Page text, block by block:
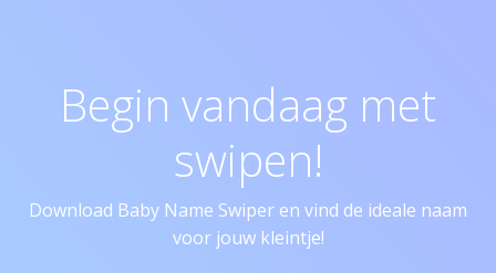
Begin vandaag met
swipen!
Download Baby Name Swiper en vind de ideale naam
voor jouw kleintje!